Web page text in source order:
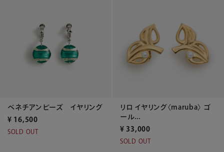
ベネチアンビーズ イヤリング
¥ 16,500
SOLD OUT
リロ イヤリング〈maruba〉 ゴ
ール...
¥ 33,000
SOLD OUT